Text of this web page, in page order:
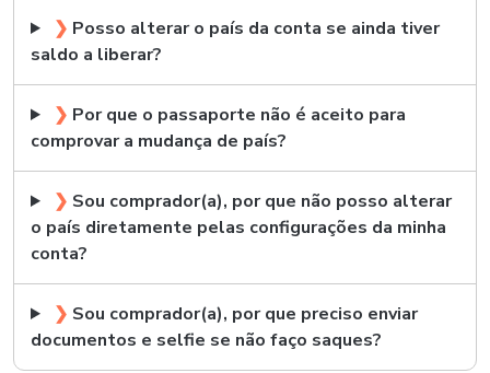
❯ Posso alterar o país da conta se ainda tiver
saldo a liberar?
❯ Por que o passaporte não é aceito para
comprovar a mudança de país?
❯ Sou comprador(a), por que não posso alterar
o país diretamente pelas configurações da minha
conta?
❯ Sou comprador(a), por que preciso enviar
documentos e selfie se não faço saques?